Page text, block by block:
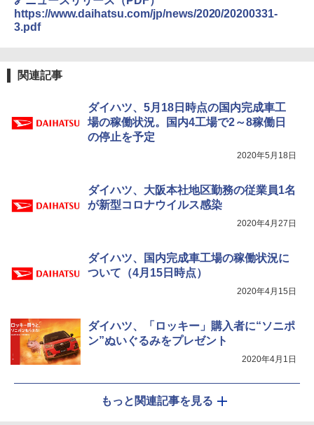
https://www.daihatsu.com/jp/news/2020/20200331-
3.pdf
関連記事
ダイハツ、5月18日時点の国内完成車工
場の稼働状況。国内4工場で2～8稼働日
の停止を予定
2020年5月18日
ダイハツ、大阪本社地区勤務の従業員1名
が新型コロナウイルス感染
2020年4月27日
ダイハツ、国内完成車工場の稼働状況に
ついて（4月15日時点）
2020年4月15日
ダイハツ、「ロッキー」購入者に“ソニポ
ン”ぬいぐるみをプレゼント
2020年4月1日
もっと関連記事を見る